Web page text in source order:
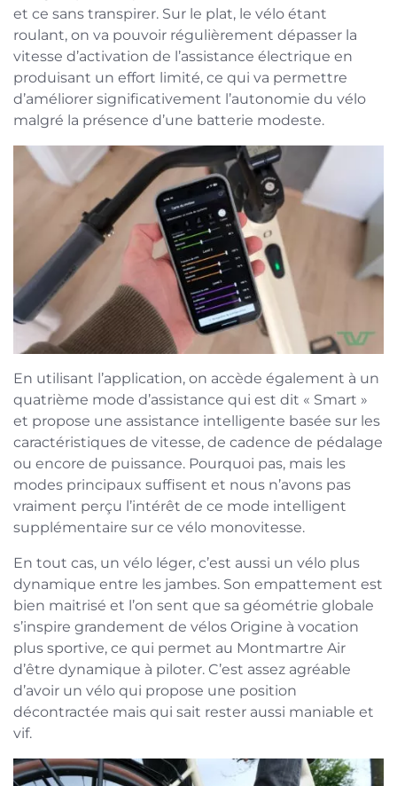
et ce sans transpirer. Sur le plat, le vélo étant
roulant, on va pouvoir régulièrement dépasser la
vitesse d’activation de l’assistance électrique en
produisant un effort limité, ce qui va permettre
d’améliorer significativement l’autonomie du vélo
malgré la présence d’une batterie modeste.
En utilisant l’application, on accède également à un
quatrième mode d’assistance qui est dit « Smart »
et propose une assistance intelligente basée sur les
caractéristiques de vitesse, de cadence de pédalage
ou encore de puissance. Pourquoi pas, mais les
modes principaux suffisent et nous n’avons pas
vraiment perçu l’intérêt de ce mode intelligent
supplémentaire sur ce vélo monovitesse.
En tout cas, un vélo léger, c’est aussi un vélo plus
dynamique entre les jambes. Son empattement est
bien maitrisé et l’on sent que sa géométrie globale
s’inspire grandement de vélos Origine à vocation
plus sportive, ce qui permet au Montmartre Air
d’être dynamique à piloter. C’est assez agréable
d’avoir un vélo qui propose une position
décontractée mais qui sait rester aussi maniable et
vif.